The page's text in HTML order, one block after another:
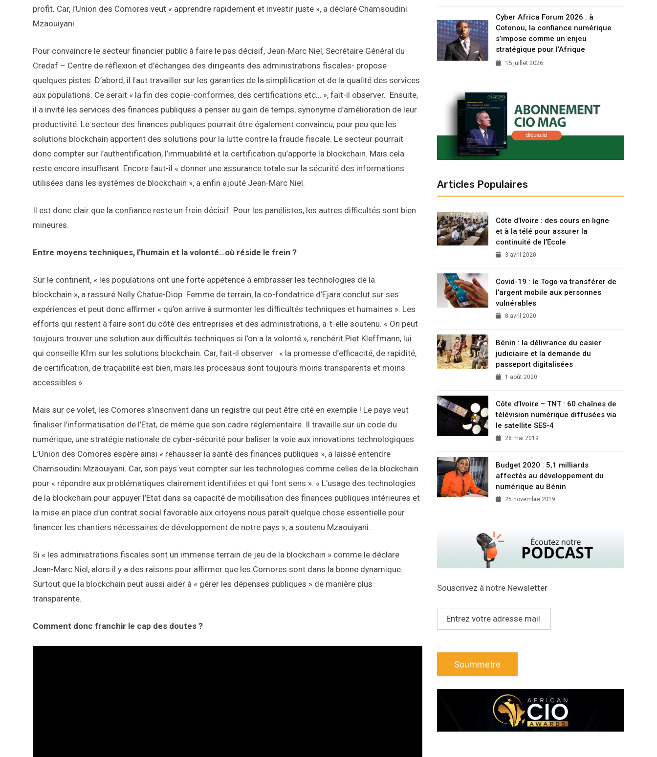
profit. Car, l’Union des Comores veut « apprendre rapidement et investir juste », a déclaré Chamsoudini
Mzaouiyani.
Pour convaincre le secteur financier public à faire le pas décisif, Jean-Marc Niel, Secrétaire Général du
Credaf – Centre de réflexion et d’échanges des dirigeants des administrations fiscales- propose
quelques pistes. D’abord, il faut travailler sur les garanties de la simplification et de la qualité des services
aux populations. Ce serait « la fin des copie-conformes, des certifications etc… », fait-il observer. Ensuite,
il a invité les services des finances publiques à penser au gain de temps, synonyme d’amélioration de leur
productivité. Le secteur des finances publiques pourrait être également convaincu, pour peu que les
solutions blockchain apportent des solutions pour la lutte contre la fraude fiscale. Le secteur pourrait
donc compter sur l’authentification, l’immuabilité et la certification qu’apporte la blockchain. Mais cela
reste encore insuffisant. Encore faut-il « donner une assurance totale sur la sécurité des informations
utilisées dans les systèmes de blockchain », a enfin ajouté Jean-Marc Niel.
Il est donc clair que la confiance reste un frein décisif. Pour les panélistes, les autres difficultés sont bien
mineures.
Entre moyens techniques, l’humain et la volonté…où réside le frein ?
Sur le continent, « les populations ont une forte appétence à embrasser les technologies de la
blockchain », a rassuré Nelly Chatue-Diop. Femme de terrain, la co-fondatrice d’Ejara conclut sur ses
expériences et peut donc affirmer « qu’on arrive à surmonter les difficultés techniques et humaines ». Les
efforts qui restent à faire sont du côté des entreprises et des administrations, a-t-elle soutenu. « On peut
toujours trouver une solution aux difficultés techniques si l’on a la volonté », renchérit Piet Kleffmann, lui
qui conseille Kfm sur les solutions blockchain. Car, fait-il observer : « la promesse d’efficacité, de rapidité,
de certification, de traçabilité est bien, mais les processus sont toujours moins transparents et moins
accessibles ».
Mais sur ce volet, les Comores s’inscrivent dans un registre qui peut être cité en exemple ! Le pays veut
finaliser l’informatisation de l’Etat, de même que son cadre réglementaire. Il travaille sur un code du
numérique, une stratégie nationale de cyber-sécurité pour baliser la voie aux innovations technologiques.
L’Union des Comores espère ainsi « rehausser la santé des finances publiques », a laissé entendre
Chamsoudini Mzaouiyani. Car, son pays veut compter sur les technologies comme celles de la blockchain
pour « répondre aux problématiques clairement identifiées et qui font sens ». « L’usage des technologies
de la blockchain pour appuyer l’Etat dans sa capacité de mobilisation des finances publiques intérieures et
la mise en place d’un contrat social favorable aux citoyens nous paraît quelque chose essentielle pour
financer les chantiers nécessaires de développement de notre pays », a soutenu Mzaouiyani.
Si « les administrations fiscales sont un immense terrain de jeu de la blockchain » comme le déclare
Jean-Marc Niel, alors il y a des raisons pour affirmer que les Comores sont dans la bonne dynamique.
Surtout que la blockchain peut aussi aider à « gérer les dépenses publiques » de manière plus
transparente.
Comment donc franchir le cap des doutes ?
Cyber Africa Forum 2026 : à
Cotonou, la confiance numérique
s’impose comme un enjeu
stratégique pour l’Afrique
15 juillet 2026
Articles Populaires
Côte d’Ivoire : des cours en ligne
et à la télé pour assurer la
continuité de l’Ecole
3 avril 2020
Covid-19 : le Togo va transférer de
l’argent mobile aux personnes
vulnérables
8 avril 2020
Bénin : la délivrance du casier
judiciaire et la demande du
passeport digitalisées
1 août 2020
Côte d’Ivoire – TNT : 60 chaînes de
télévision numérique diffusées via
le satellite SES-4
28 mai 2019
Budget 2020 : 5,1 milliards
affectés au développement du
numérique au Bénin
25 novembre 2019
Souscrivez à notre Newsletter